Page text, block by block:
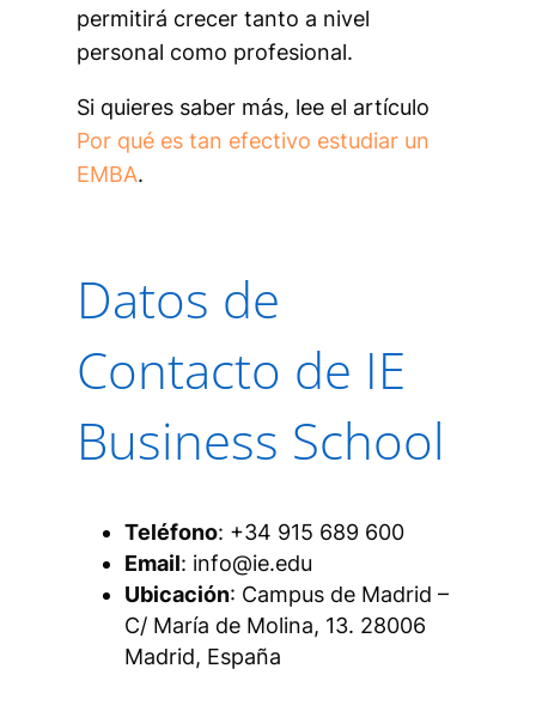
permitirá crecer tanto a nivel
personal como profesional.
Si quieres saber más, lee el artículo
Por qué es tan efectivo estudiar un
EMBA.
Datos de
Contacto de IE
Business School
Teléfono: +34 915 689 600
Email: info@ie.edu
Ubicación: Campus de Madrid –
C/ María de Molina, 13. 28006
Madrid, España